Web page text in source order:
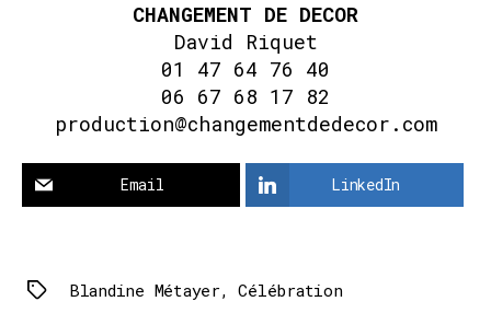
CHANGEMENT DE DECOR
David Riquet
01 47 64 76 40
06 67 68 17 82
production@changementdedecor.com
Email LinkedIn
Tags Blandine Métayer,Célébration